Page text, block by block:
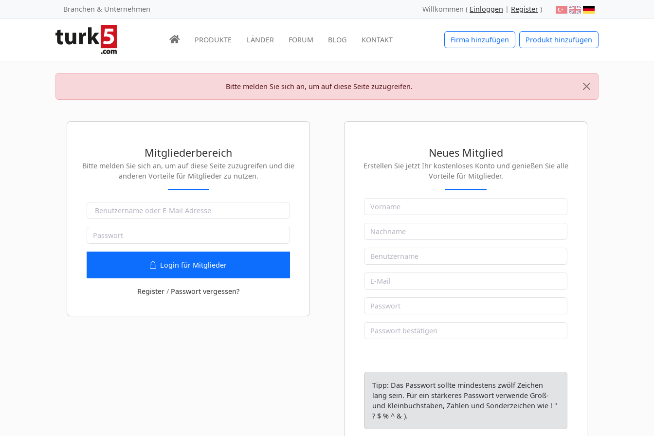
Branchen & Unternehmen Willkommen ( Einloggen | Register )
Firma hinzufügen Produkt hinzufügen
PRODUKTE LÄNDER FORUM BLOG KONTAKT
Bitte melden Sie sich an, um auf diese Seite zuzugreifen.
Mitgliederbereich
Bitte melden Sie sich an, um auf diese Seite zuzugreifen und die
anderen Vorteile für Mitglieder zu nutzen.
Login für Mitglieder
Register / Passwort vergessen?
Neues Mitglied
Erstellen Sie jetzt Ihr kostenloses Konto und genießen Sie alle
Vorteile für Mitglieder.
Tipp: Das Passwort sollte mindestens zwölf Zeichen
lang sein. Für ein stärkeres Passwort verwende Groß-
und Kleinbuchstaben, Zahlen und Sonderzeichen wie ! "
? $ % ^ & ).